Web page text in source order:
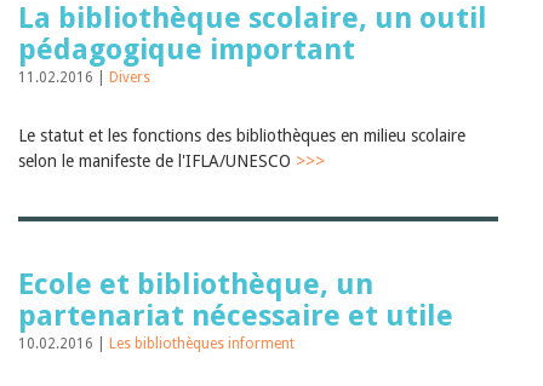
La bibliothèque scolaire, un outil
pédagogique important
11.02.2016 | Divers
Le statut et les fonctions des bibliothèques en milieu scolaire
selon le manifeste de l'IFLA/UNESCO >>>
Ecole et bibliothèque, un
partenariat nécessaire et utile
10.02.2016 | Les bibliothèques informent